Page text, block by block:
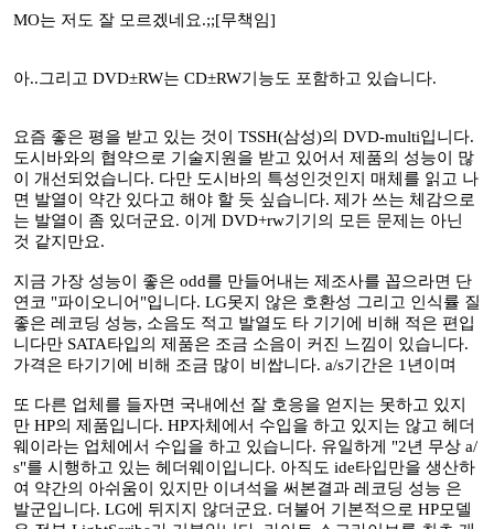
MO는 저도 잘 모르겠네요.;;[무책임]
아..그리고 DVD±RW는 CD±RW기능도 포함하고 있습니다.
요즘 좋은 평을 받고 있는 것이 TSSH(삼성)의 DVD-multi입니다.
도시바와의 협약으로 기술지원을 받고 있어서 제품의 성능이 많
이 개선되었습니다. 다만 도시바의 특성인것인지 매체를 읽고 나
면 발열이 약간 있다고 해야 할 듯 싶습니다. 제가 쓰는 체감으로
는 발열이 좀 있더군요. 이게 DVD+rw기기의 모든 문제는 아닌
것 같지만요.
지금 가장 성능이 좋은 odd를 만들어내는 제조사를 꼽으라면 단
연코 "파이오니어"입니다. LG못지 않은 호환성 그리고 인식률 질
좋은 레코딩 성능, 소음도 적고 발열도 타 기기에 비해 적은 편입
니다만 SATA타입의 제품은 조금 소음이 커진 느낌이 있습니다.
가격은 타기기에 비해 조금 많이 비쌉니다. a/s기간은 1년이며
또 다른 업체를 들자면 국내에선 잘 호응을 얻지는 못하고 있지
만 HP의 제품입니다. HP자체에서 수입을 하고 있지는 않고 헤더
웨이라는 업체에서 수입을 하고 있습니다. 유일하게 "2년 무상 a/
s"를 시행하고 있는 헤더웨이입니다. 아직도 ide타입만을 생산하
여 약간의 아쉬움이 있지만 이녀석을 써본결과 레코딩 성능 은
발군입니다. LG에 뒤지지 않더군요. 더불어 기본적으로 HP모델